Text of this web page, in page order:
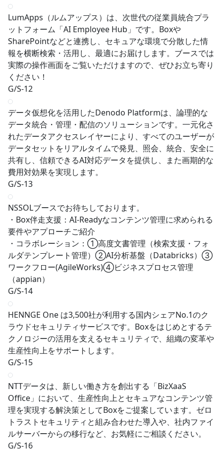
LumApps（ルムアップス）は、次世代の従業員統合プラ
ットフォーム「AI Employee Hub」です。Boxや
SharePointなどと連携し、セキュアな環境で分散した情
報を横断検索・活用し、最適にお届けします。ブースでは
実際の操作画面をご覧いただけますので、ぜひお立ち寄り
ください！
G/S-12
データ仮想化を活用したDenodo Platformは、論理的な
データ統合・管理・配信のソリューションです。一元化さ
れたデータアクセスレイヤーにより、すべてのユーザーが
データセットをリアルタイムで発見、照会、統合、安全に
共有し、信頼できるAI対応データを提供し、また画期的な
費用対効果を実現します。
G/S-13
NSSOLブースでお待ちしております。
・Box伴走支援：AI-Readyなコンテンツ管理に求められる
要件やアプローチご紹介
・コラボレーション：①高度文書管理（検索支援・フォ
ルダテンプレート管理）②AI分析基盤（Databricks）③
ワークフロー(AgileWorks)④ビジネスプロセス管理
（appian）
G/S-14
HENNGE One は3,500社が利用する国内シェアNo.1のク
ラウドセキュリティサービスです。Boxをはじめとするテ
クノロジーの活用を支えるセキュリティで、組織の変革や
生産性向上をサポートします。
G/S-15
NTTデータは、新しい働き方を創出する「BizXaaS
Office」において、生産性向上とセキュアなコンテンツ管
理を実現する解決策としてBoxをご提案しています。ゼロ
トラストセキュリティと組み合わせた導入や、社内ファイ
ルサーバーからの移行など、お気軽にご相談ください。
G/S-16